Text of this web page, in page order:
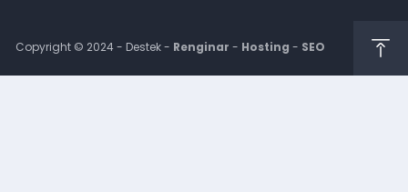
Copyright © 2024 - Destek - Renginar - Hosting - SEO